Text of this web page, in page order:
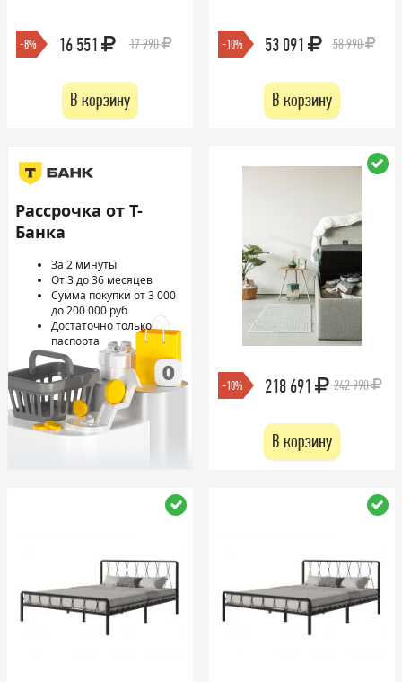
-8% 16 551 17 990
В корзину
-10% 53 091 58 990
В корзину
Рассрочка от Т-
Банка
За 2 минуты
От 3 до 36 месяцев
Сумма покупки от 3 000
до 200 000 руб
Достаточно только
паспорта
-10% 218 691 242 990
В корзину